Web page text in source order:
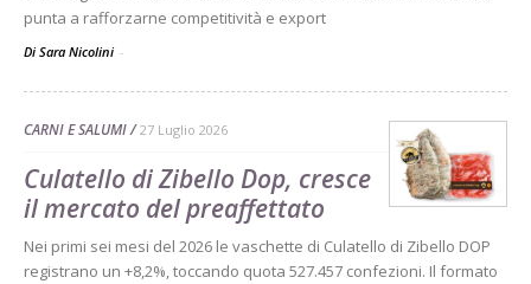
punta a rafforzarne competitività e export
Di Sara Nicolini -
CARNI E SALUMI 27 Luglio 2026
Culatello di Zibello Dop, cresce
il mercato del preaffettato
Nei primi sei mesi del 2026 le vaschette di Culatello di Zibello DOP
registrano un +8,2%, toccando quota 527.457 confezioni. Il formato